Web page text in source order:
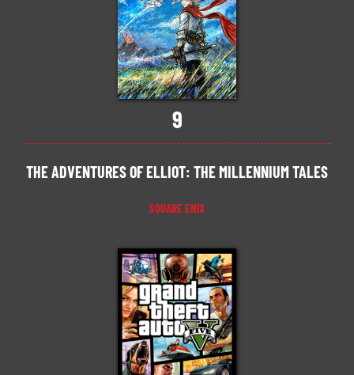
9
THE ADVENTURES OF ELLIOT: THE MILLENNIUM TALES
SQUARE ENIX